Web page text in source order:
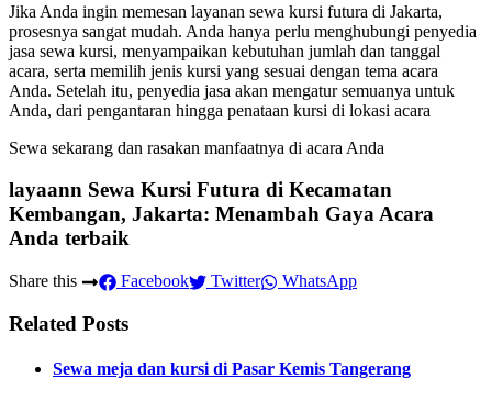
Jika Anda ingin memesan layanan sewa kursi futura di Jakarta,
prosesnya sangat mudah. Anda hanya perlu menghubungi penyedia
jasa sewa kursi, menyampaikan kebutuhan jumlah dan tanggal
acara, serta memilih jenis kursi yang sesuai dengan tema acara
Anda. Setelah itu, penyedia jasa akan mengatur semuanya untuk
Anda, dari pengantaran hingga penataan kursi di lokasi acara
Sewa sekarang dan rasakan manfaatnya di acara Anda
layaann Sewa Kursi Futura di Kecamatan
Kembangan, Jakarta: Menambah Gaya Acara
Anda terbaik
Share this Facebook Twitter WhatsApp
Related Posts
Sewa meja dan kursi di Pasar Kemis Tangerang